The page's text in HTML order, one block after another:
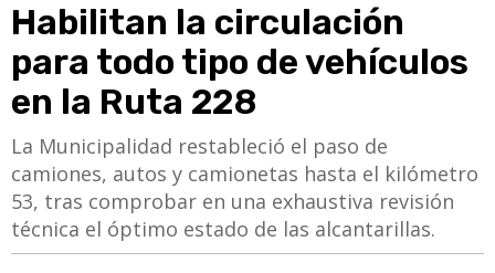
Habilitan la circulación
para todo tipo de vehículos
en la Ruta 228
La Municipalidad restableció el paso de
camiones, autos y camionetas hasta el kilómetro
53, tras comprobar en una exhaustiva revisión
técnica el óptimo estado de las alcantarillas.